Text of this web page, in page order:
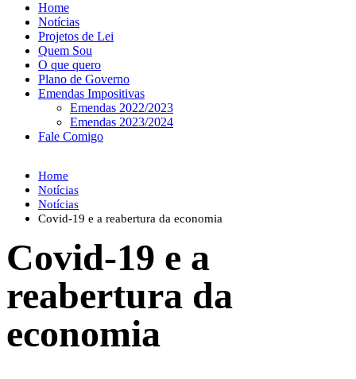
Home
Notícias
Projetos de Lei
Quem Sou
O que quero
Plano de Governo
Emendas Impositivas
Emendas 2022/2023
Emendas 2023/2024
Fale Comigo
Home
Notícias
Notícias
Covid-19 e a reabertura da economia
Covid-19 e a
reabertura da
economia